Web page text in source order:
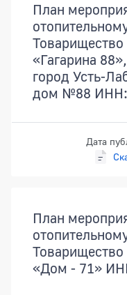
План
«Гагарина
город Усть-
дом №88 ИНН:
Дата
План
«Дом - 71»